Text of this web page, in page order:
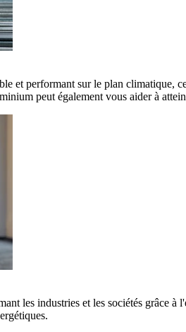
et performant sur le plan
peut également vous aider à
les industries et les sociétés grâce